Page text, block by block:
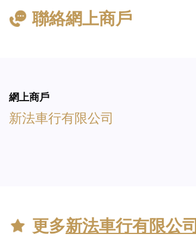
聯絡網上商戶
網上商戶
新法車行有限公司
更多新法車行有限公司